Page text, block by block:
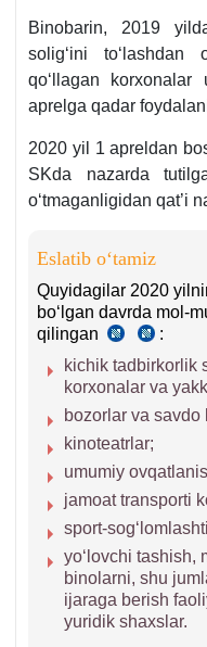
m.
Binobarin, 2019
soligʻini
qoʻllagan
aprelga qadar
2020 yil 1 apreldan
SKda nazarda
oʻtmaganligidan qat’i
Eslatib oʻtamiz
Quyidagilar 2020
boʻlgan davrda mol-
qilingan
18.05.2020
y.
PF-
son
1-
b.
y.
6029-
son
7-
b.
«a»-
:
kichik tadbirkorlik
korхonalar va
bozorlar va savdo
kinoteatrlar;
umumiy
jamoat transporti
sport-
yoʻlovchi tashish,
binolarni, shu
ijaraga berish
yuridik shaхslar.